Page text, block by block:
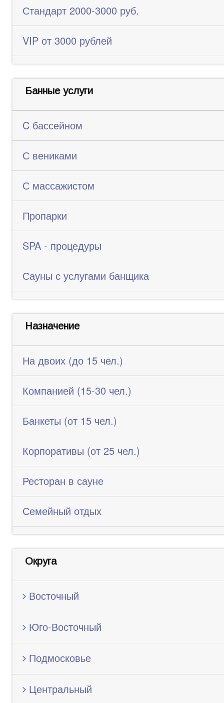
Стандарт 2000-3000 руб.
VIP от 3000 рублей
Банные услуги
C бассейном
С вениками
С массажистом
Пропарки
SPA - процедуры
Сауны с услугами банщика
Назначение
На двоих (до 15 чел.)
Компанией (15-30 чел.)
Банкеты (от 15 чел.)
Корпоративы (от 25 чел.)
Ресторан в сауне
Семейный отдых
Округа
Восточный
Юго-Восточный
Подмосковье
Центральный